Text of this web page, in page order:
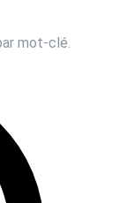
mot-clé.